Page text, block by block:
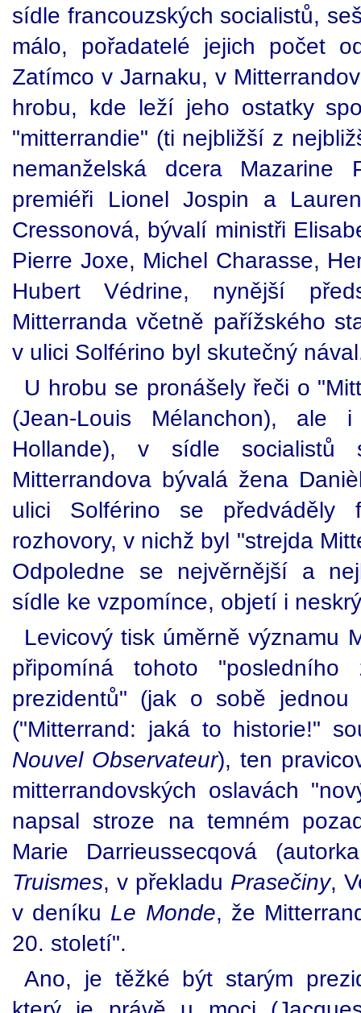
sídle francouzských socialistů,
málo, pořadatelé jejich počet
Zatímco v Jarnaku, v
hrobu, kde leží jeho ostatky
"mitterrandie" (ti nejbližší z
nemanželská dcera Mazarine
premiéři Lionel Jospin a
Cressonová, bývalí ministři
Pierre Joxe, Michel Charasse,
Hubert Védrine, nynější
Mitterranda včetně pařížského
v ulici Solférino byl skutečný
U hrobu se pronášely řeči o
(Jean-Louis Mélanchon), ale
Hollande), v sídle
Mitterrandova bývalá žena
ulici Solférino se předváděly
rozhovory, v nichž byl "strejda
Odpoledne se nejvěrnější a
sídle ke vzpomínce, objetí i
Levicový tisk úměrně významu
připomíná tohoto "posledního
prezidentů" (jak o sobě
("Mitterrand: jaká to historie!"
Nouvel Observateur), ten
mitterrandovských oslavách
napsal stroze na temném
Marie Darrieussecqová
Truismes, v překladu Prasečiny,
v deníku Le Monde, že
20. století".
Ano, je těžké být starým